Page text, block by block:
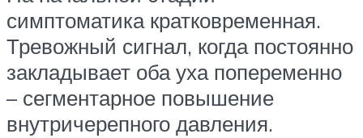
симптоматика кратковременная.
Тревожный сигнал, когда постоянно
закладывает оба уха попеременно
– сегментарное повышение
внутричерепного давления.